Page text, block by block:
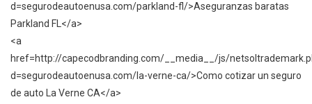
d=segurodeautoenusa.com/parkland-fl/>Aseguranzas baratas
Parkland FL</a>
<a
href=http://capecodbranding.com/__media__/js/
d=segurodeautoenusa.com/la-verne-ca/>Como cotizar un seguro
de auto La Verne CA</a>